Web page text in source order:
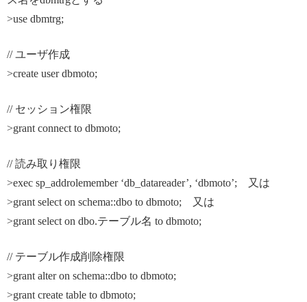
>use dbmtrg;
// ユーザ作成
>create user dbmoto;
// セッション権限
>grant connect to dbmoto;
// 読み取り権限
>exec sp_addrolemember ‘db_datareader’, ‘dbmoto’; 又は
>grant select on schema::dbo to dbmoto; 又は
>grant select on dbo.テーブル名 to dbmoto;
// テーブル作成削除権限
>grant alter on schema::dbo to dbmoto;
>grant create table to dbmoto;